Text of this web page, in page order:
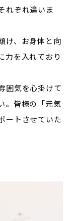
れぞれ違いま
け、お身体と向
力を入れており
囲気を心掛けて
。皆様の「元気
ートさせていた